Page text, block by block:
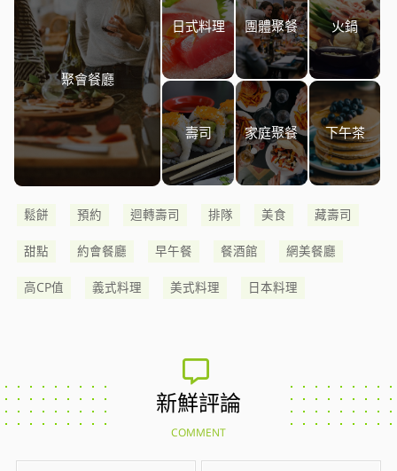
聚會餐廳
日式料理 團體聚餐 火鍋
壽司 家庭聚餐 下午茶
鬆餅 預約 迴轉壽司 排隊 美食 藏壽司
甜點 約會餐廳 早午餐 餐酒館 網美餐廳
高CP值 義式料理 美式料理 日本料理
新鮮評論
COMMENT